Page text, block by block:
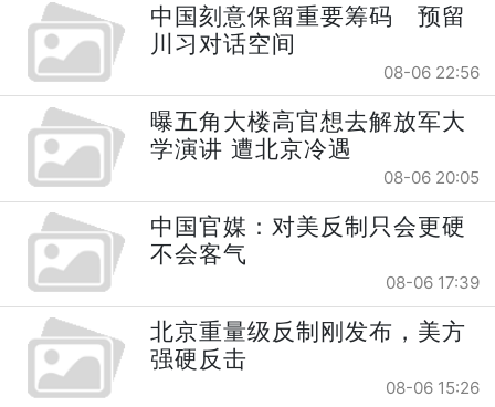
中国刻意保留重要筹码 预留
川习对话空间
08-06 22:56
曝五角大楼高官想去解放军大
学演讲 遭北京冷遇
08-06 20:05
中国官媒：对美反制只会更硬
不会客气
08-06 17:39
北京重量级反制刚发布，美方
强硬反击
08-06 15:26